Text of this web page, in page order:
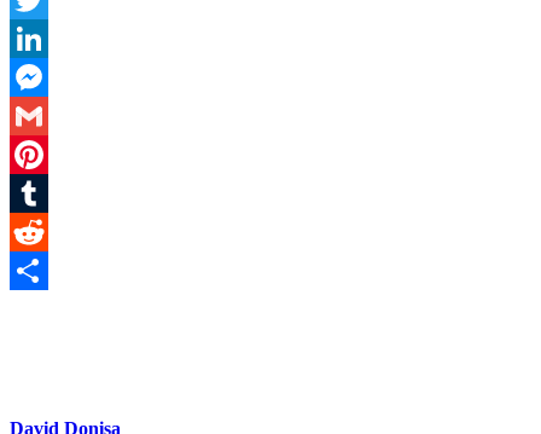
Twitter
LinkedIn
Messenger
Gmail
Pinterest
Tumblr
Reddit
David Donisa